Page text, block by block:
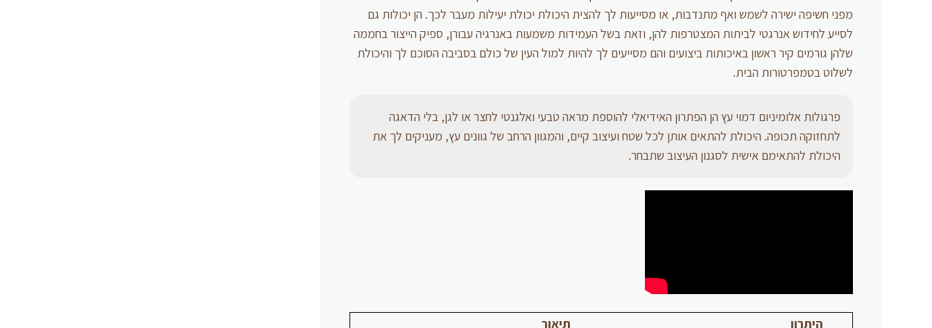
מפני חשיפה ישירה לשמש ואף מתנדבות, או מסייעות לך להצית היכולת יכולת יעילות מעבר לכך. הן יכולות גם
לסייע לחידוש אנרגטי לביתות המצטרפות להן, וזאת בשל העמידות משמעות באנרגיה עבורן, ספיק הייצור בחממה
שלהן גורמים קיר ראשון באיכותות ביצועים והם מסייעים לך להיות למול העין של כולם בסביבה הסוכם לך והיכולת
לשלוט בטמפרטורות הבית.
פרגולות אלומיניום דמוי עץ הן הפתרון האידיאלי להוספת מראה טבעי ואלגנטי לחצר או לגן, בלי הדאגה
לתחזוקה תכופה. היכולת להתאים אותן לכל שטח ועיצוב קיים, והמגוון הרחב של גוונים עץ, מעניקים לך את
היכולת להתאימם אישית לסגנון העיצוב שתבחר.
היתרון תיאור